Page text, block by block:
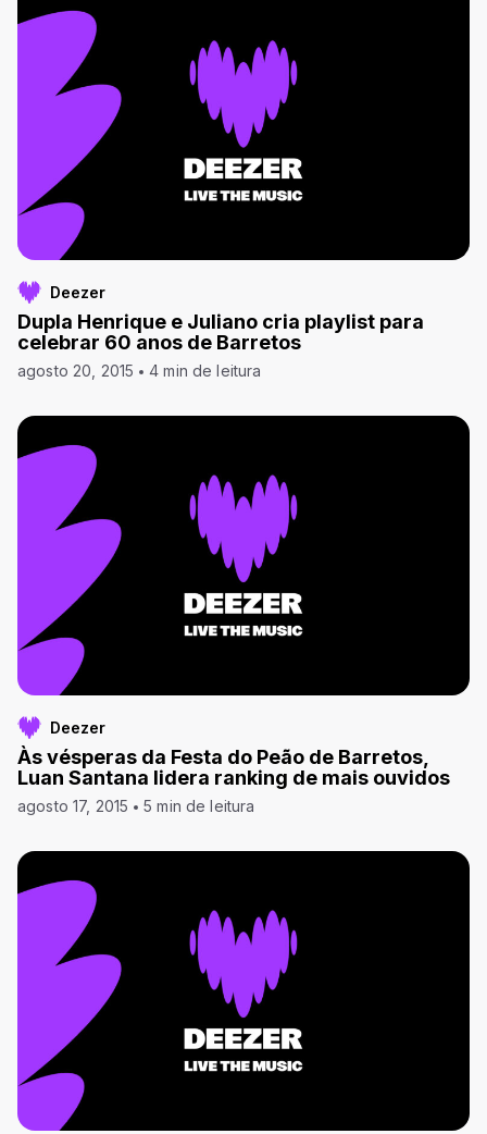
Deezer
Dupla Henrique e Juliano cria playlist para
celebrar 60 anos de Barretos
agosto 20, 2015 4 min de leitura
Deezer
Às vésperas da Festa do Peão de Barretos,
Luan Santana lidera ranking de mais ouvidos
agosto 17, 2015 5 min de leitura